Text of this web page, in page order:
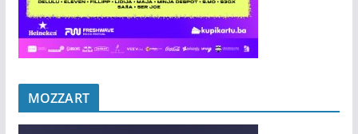
MOZZART